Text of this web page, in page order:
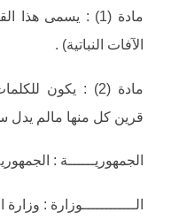
مادة (1) : يسمى
الآفات النباتية) .
مادة (2) : يكون
قرين كل منها مالم
الجمهوريــــــة :
الــــــــــــوزارة :